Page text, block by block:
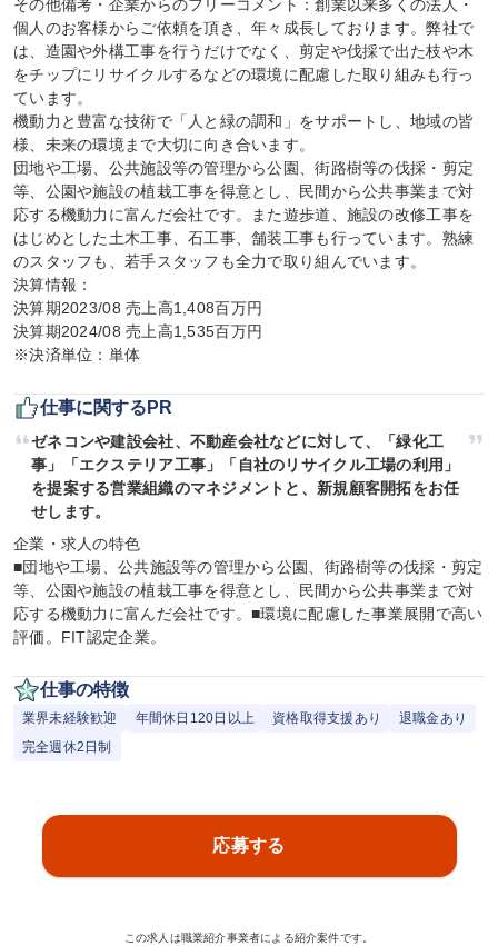
その他備考・企業からのフリーコメント：創業以来多くの法人・
個人のお客様からご依頼を頂き、年々成長しております。弊社で
は、造園や外構工事を行うだけでなく、剪定や伐採で出た枝や木
をチップにリサイクルするなどの環境に配慮した取り組みも行っ
ています。
機動力と豊富な技術で「人と緑の調和」をサポートし、地域の皆
様、未来の環境まで大切に向き合います。
団地や工場、公共施設等の管理から公園、街路樹等の伐採・剪定
等、公園や施設の植栽工事を得意とし、民間から公共事業まで対
応する機動力に富んだ会社です。また遊歩道、施設の改修工事を
はじめとした土木工事、石工事、舗装工事も行っています。熟練
のスタッフも、若手スタッフも全力で取り組んでいます。
決算情報：
決算期2023/08 売上高1,408百万円
決算期2024/08 売上高1,535百万円
※決済単位：単体
仕事に関するPR
ゼネコンや建設会社、不動産会社などに対して、「緑化工
事」「エクステリア工事」「自社のリサイクル工場の利用」
を提案する営業組織のマネジメントと、新規顧客開拓をお任
せします。
企業・求人の特色
■団地や工場、公共施設等の管理から公園、街路樹等の伐採・剪定
等、公園や施設の植栽工事を得意とし、民間から公共事業まで対
応する機動力に富んだ会社です。■環境に配慮した事業展開で高い
評価。FIT認定企業。
仕事の特徴
業界未経験歓迎 年間休日120日以上 資格取得支援あり
退職金あり
完全週休2日制
応募する
この求人は職業紹介事業者による紹介案件です。